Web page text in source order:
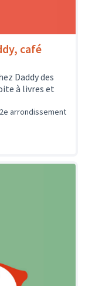
café
Daddy des
à livres et
2e arrondissement